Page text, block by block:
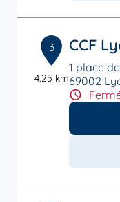
3
4.25 km
CCF
1 place
69002